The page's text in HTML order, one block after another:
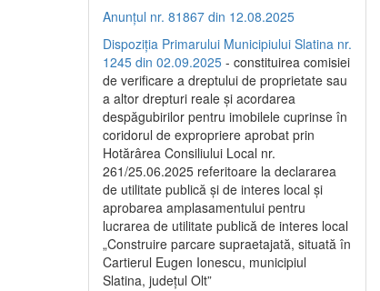
Anunțul nr. 81867 din 12.08.2025
Dispoziția Primarului Municipiului Slatina nr.
1245 din 02.09.2025 - constituirea comisiei
de verificare a dreptului de proprietate sau
a altor drepturi reale și acordarea
despăgubirilor pentru imobilele cuprinse în
coridorul de expropriere aprobat prin
Hotărârea Consiliului Local nr.
261/25.06.2025 referitoare la declararea
de utilitate publică și de interes local și
aprobarea amplasamentului pentru
lucrarea de utilitate publică de interes local
„Construire parcare supraetajată, situată în
Cartierul Eugen Ionescu, municipiul
Slatina, județul Olt”